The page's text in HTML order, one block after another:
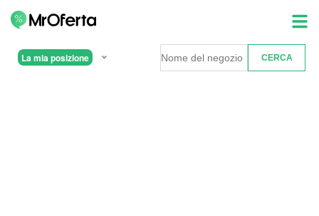
La mia posizione